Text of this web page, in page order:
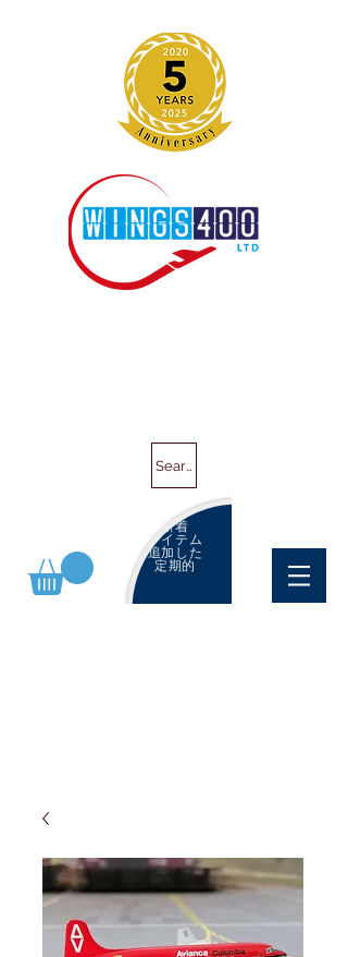
Search
新着
アイテム
追加した
定期的